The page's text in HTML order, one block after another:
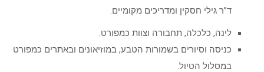
ד”ר גילי חסקין ומדריכים מקומיים.
לינה, כלכלה, תחבורה וצוות כמפורט.
כניסה וסיורים בשמורות הטבע, במוזיאונים ובאתרים כמפורט
במסלול הטיול.